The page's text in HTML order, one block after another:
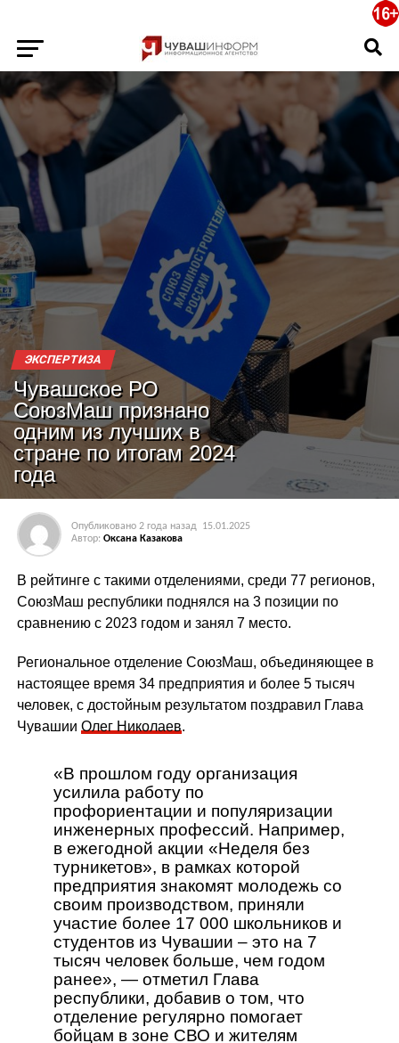
ЭКСПЕРТИЗА
Чувашское РО
СоюзМаш признано
одним из лучших в
стране по итогам 2024
года
Опубликовано 2 года назад
15.01.2025
Автор: Оксана Казакова
В рейтинге с такими отделениями, среди 77 регионов,
СоюзМаш республики поднялся на 3 позиции по
сравнению с 2023 годом и занял 7 место.
Региональное отделение СоюзМаш, объединяющее в
настоящее время 34 предприятия и более 5 тысяч
человек, с достойным результатом поздравил Глава
Чувашии Олег Николаев.
«В прошлом году организация
усилила работу по
профориентации и популяризации
инженерных профессий. Например,
в ежегодной акции «Неделя без
турникетов», в рамках которой
предприятия знакомят молодежь со
своим производством, приняли
участие более 17 000 школьников и
студентов из Чувашии – это на 7
тысяч человек больше, чем годом
ранее», — отметил Глава
республики, добавив о том, что
отделение регулярно помогает
бойцам в зоне СВО и жителям